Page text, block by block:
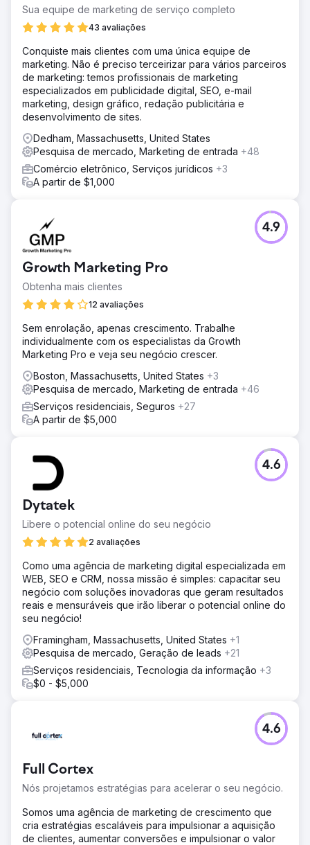
Sua equipe de marketing de serviço completo
43 avaliações
Conquiste mais clientes com uma única equipe de
marketing. Não é preciso terceirizar para vários parceiros
de marketing: temos profissionais de marketing
especializados em publicidade digital, SEO, e-mail
marketing, design gráfico, redação publicitária e
desenvolvimento de sites.
Dedham, Massachusetts, United States
Pesquisa de mercado, Marketing de entrada +48
Comércio eletrônico, Serviços jurídicos +3
A partir de $1,000
Growth Marketing Pro
Obtenha mais clientes
12 avaliações
4.9
Sem enrolação, apenas crescimento. Trabalhe
individualmente com os especialistas da Growth
Marketing Pro e veja seu negócio crescer.
Boston, Massachusetts, United States +3
Pesquisa de mercado, Marketing de entrada +46
Serviços residenciais, Seguros +27
A partir de $5,000
Dytatek
Libere o potencial online do seu negócio
2 avaliações
4.6
Como uma agência de marketing digital especializada em
WEB, SEO e CRM, nossa missão é simples: capacitar seu
negócio com soluções inovadoras que geram resultados
reais e mensuráveis que irão liberar o potencial online do
seu negócio!
Framingham, Massachusetts, United States +1
Pesquisa de mercado, Geração de leads +21
Serviços residenciais, Tecnologia da informação +3
$0 - $5,000
Full Cortex
Nós projetamos estratégias para acelerar o seu negócio.
4.6
Somos uma agência de marketing de crescimento que
cria estratégias escaláveis para impulsionar a aquisição
de clientes, aumentar conversões e impulsionar o valor